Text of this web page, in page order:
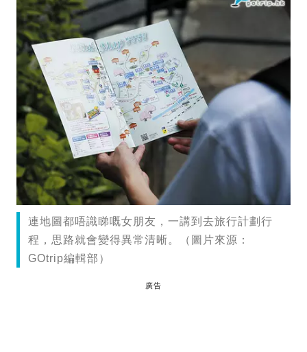
連地圖都唔識睇嘅女朋友，一講到去旅行計劃行
程，思路就會變得異常清晰。（圖片來源：
GOtrip編輯部）
廣告